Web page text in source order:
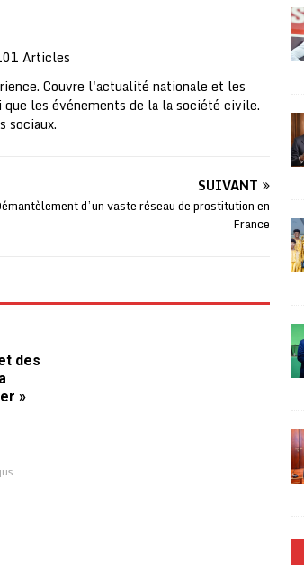
Articles
Couvre l'actualité nationale et les
les événements de la la société civile.
sociaux.
SUIVANT
d’un vaste réseau de prostitution en
France
des
»